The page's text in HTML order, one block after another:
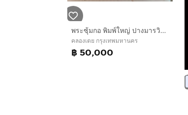
พระซุ้มกอ พิมพ์ใหญ่ ปางมารวิชัย มีลายกนก กรุทุ่งเศรษฐี จ.กำแพงเพชร เนื้อดิน เนื้อเนียนละเอียด มวลสารลอย แห้ง เหี่ยว ยุบย่น สีพิกุล สีซีด พระ
คลองเตย กรุงเทพมหานคร
฿ 50,000